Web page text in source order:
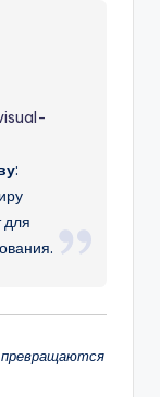
:
для
превращаются